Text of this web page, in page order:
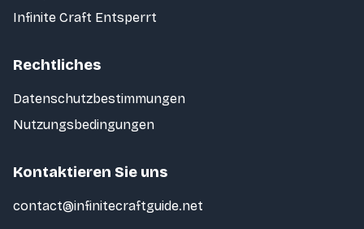
Infinite Craft Entsperrt
Rechtliches
Datenschutzbestimmungen
Nutzungsbedingungen
Kontaktieren Sie uns
contact@infinitecraftguide.net